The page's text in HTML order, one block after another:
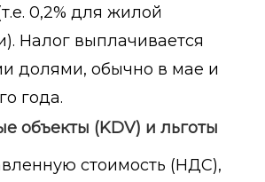
0,2% для жилой
Налог выплачивается
долями, обычно в мае и
года.
объекты (KDV) и льготы
стоимость (НДС),